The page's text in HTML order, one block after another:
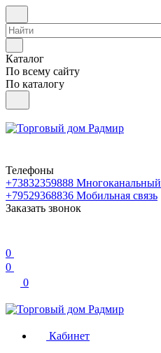
Каталог
По всему сайту
По каталогу
Телефоны
+73832359888 Многоканальный
+79529368836 Мобильная связь
Заказать звонок
0
0
0
Кабинет